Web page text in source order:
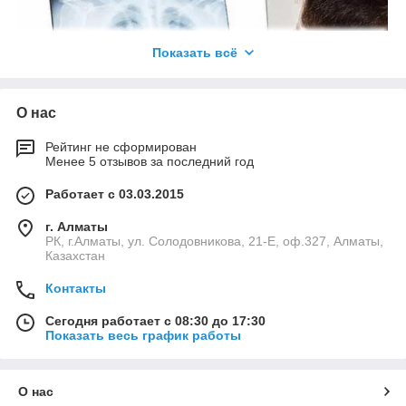
государственных и коммерческих
установку, при необходимости обучаем
медперсонал. Осуществляем
постгарантийный ремонт, оперативно
Как сделать заказ на сайте «Adamant
До появления ультразвуковых сканеров
для диагностики врачи использовали
рентген, который вреден для пациента.
Аппараты произвели настоящую
революцию в диагностике, позволили
проводить безопасные и
высококачественные исследования
Показать всё
О нас
Рейтинг не сформирован
Менее 5 отзывов за последний год
Работает с 03.03.2015
г. Алматы
РК, г.Алматы, ул. Солодовникова, 21-Е, оф.327, Алматы,
Казахстан
Контакты
Сегодня работает с 08:30 до 17:30
Показать весь график работы
О нас